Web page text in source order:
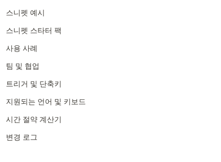
스니펫 예시
스니펫 스타터 팩
사용 사례
팀 및 협업
트리거 및 단축키
지원되는 언어 및 키보드
시간 절약 계산기
변경 로그